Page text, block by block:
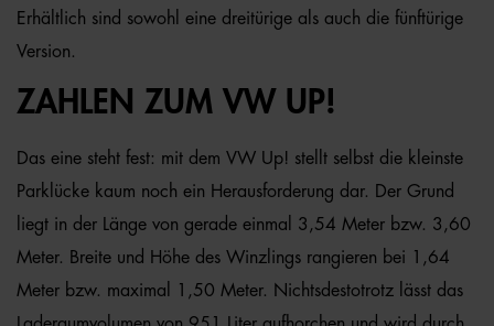
Erhältlich sind sowohl eine dreitürige als auch die fünftürige
Version.
ZAHLEN ZUM VW UP!
Das eine steht fest: mit dem VW Up! stellt selbst die kleinste
Parklücke kaum noch ein Herausforderung dar. Der Grund
liegt in der Länge von gerade einmal 3,54 Meter bzw. 3,60
Meter. Breite und Höhe des Winzlings rangieren bei 1,64
Meter bzw. maximal 1,50 Meter. Nichtsdestotrotz lässt das